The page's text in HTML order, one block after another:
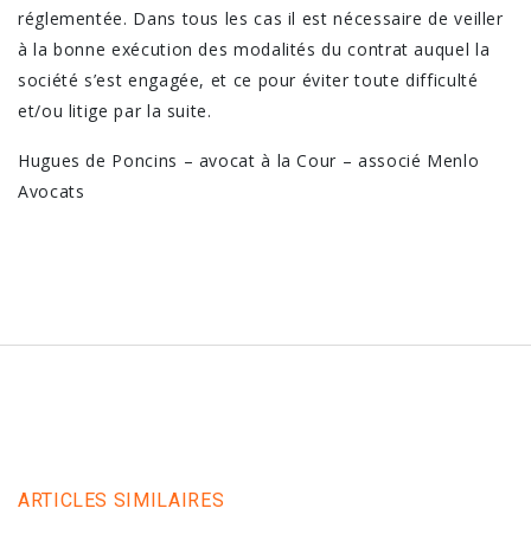
réglementée. Dans tous les cas il est nécessaire de veiller
à la bonne exécution des modalités du contrat auquel la
société s’est engagée, et ce pour éviter toute difficulté
et/ou litige par la suite.
Hugues de Poncins – avocat à la Cour – associé Menlo
Avocats
ARTICLES SIMILAIRES